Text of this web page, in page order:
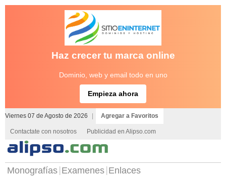
Haz crecer tu marca online
Dominio, web y email todo en uno
Empieza ahora
Viernes 07 de Agosto de 2026 Agregar a Favoritos
Contactate con nosotros Publicidad en Alipso.com
Monografías Examenes Enlaces